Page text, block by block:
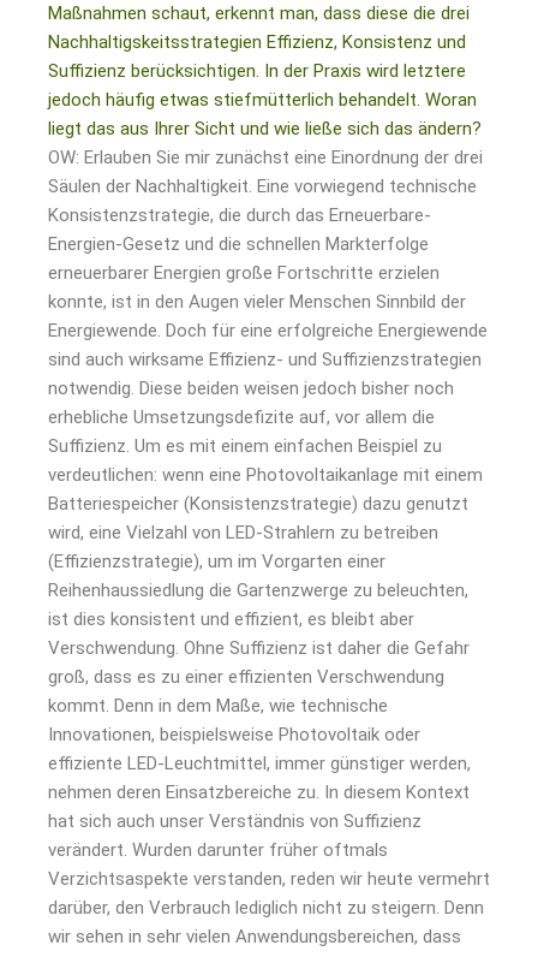
Maßnahmen schaut, erkennt man, dass diese die drei
Nachhaltigskeitsstrategien Effizienz, Konsistenz und
Suffizienz berücksichtigen. In der Praxis wird letztere
jedoch häufig etwas stiefmütterlich behandelt. Woran
liegt das aus Ihrer Sicht und wie ließe sich das ändern?
OW: Erlauben Sie mir zunächst eine Einordnung der drei
Säulen der Nachhaltigkeit. Eine vorwiegend technische
Konsistenzstrategie, die durch das Erneuerbare-
Energien-Gesetz und die schnellen Markterfolge
erneuerbarer Energien große Fortschritte erzielen
konnte, ist in den Augen vieler Menschen Sinnbild der
Energiewende. Doch für eine erfolgreiche Energiewende
sind auch wirksame Effizienz- und Suffizienzstrategien
notwendig. Diese beiden weisen jedoch bisher noch
erhebliche Umsetzungsdefizite auf, vor allem die
Suffizienz. Um es mit einem einfachen Beispiel zu
verdeutlichen: wenn eine Photovoltaikanlage mit einem
Batteriespeicher (Konsistenzstrategie) dazu genutzt
wird, eine Vielzahl von LED-Strahlern zu betreiben
(Effizienzstrategie), um im Vorgarten einer
Reihenhaussiedlung die Gartenzwerge zu beleuchten,
ist dies konsistent und effizient, es bleibt aber
Verschwendung. Ohne Suffizienz ist daher die Gefahr
groß, dass es zu einer effizienten Verschwendung
kommt. Denn in dem Maße, wie technische
Innovationen, beispielsweise Photovoltaik oder
effiziente LED-Leuchtmittel, immer günstiger werden,
nehmen deren Einsatzbereiche zu. In diesem Kontext
hat sich auch unser Verständnis von Suffizienz
verändert. Wurden darunter früher oftmals
Verzichtsaspekte verstanden, reden wir heute vermehrt
darüber, den Verbrauch lediglich nicht zu steigern. Denn
wir sehen in sehr vielen Anwendungsbereichen, dass